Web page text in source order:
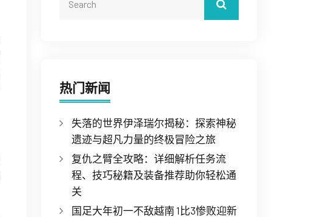
热门新闻
失落的世界伊泽瑞尔揭秘：探索神秘
遗迹与超凡力量的终极冒险之旅
复仇之臂全攻略：详细解析任务流
程、技巧秘籍及装备推荐助你轻松通
关
国足大年初一不敌越南 1比3惨败迎新